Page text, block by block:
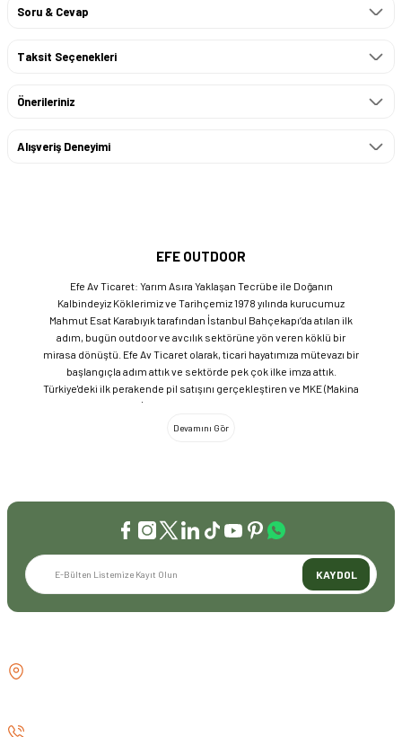
Soru & Cevap
Taksit Seçenekleri
Önerileriniz
Alışveriş Deneyimi
EFE OUTDOOR
Efe Av Ticaret: Yarım Asıra Yaklaşan Tecrübe ile Doğanın
Kalbindeyiz Köklerimiz ve Tarihçemiz 1978 yılında kurucumuz
Mahmut Esat Karabıyık tarafından İstanbul Bahçekapı’da atılan ilk
adım, bugün outdoor ve avcılık sektörüne yön veren köklü bir
mirasa dönüştü. Efe Av Ticaret olarak, ticari hayatımıza mütevazı bir
başlangıçla adım attık ve sektörde pek çok ilke imza attık.
Türkiye'deki ilk perakende pil satışını gerçekleştiren ve MKE (Makina
ve Kimya Endüstrisi) üretimi ürünleri satan ilk bayilerden biri olma
gururunu taşıyoruz. 1981 yılında Eminönü’nde açtığımız ve mülkiyeti
kurarak tüm Türkiye'ye hizmet vermeye başladık. 2016: Kadıköy
mağazamızın ve şimdiki Genel Merkezimizin açılışını
gerçekleştirdik. Global Markalar ve Yerli Üretim Gücü Yaklaşık
20'nin üzerinde dünya markasını Türkiye'ye getirerek outdoor
tutkunlarıyla buluşturuyoruz. Sadece ithalatla sınırlı kalmayıp;
EFEARMS, BUSHCRAFTFEST ve EFEAV tescilli markalarımızla
KAYDOL